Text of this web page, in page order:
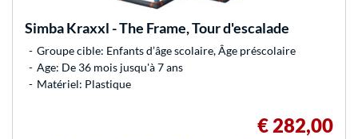
SimbaKraxxl - The Frame, Tour d'escalade
Groupe cible: Enfants d’âge scolaire, Âge préscolaire
Age: De 36 mois jusqu'à 7 ans
Matériel: Plastique
€ 282,00